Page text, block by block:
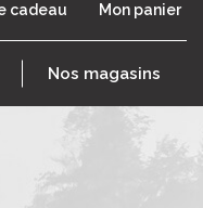
cadeau Mon panier
Nos magasins